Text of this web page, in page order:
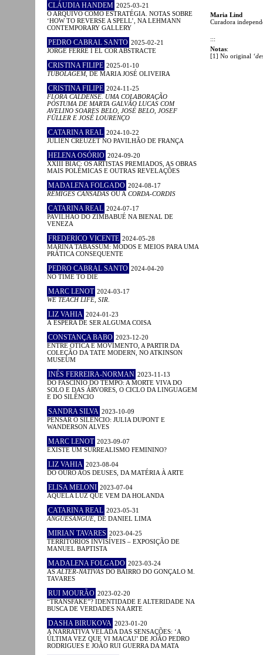
CLÁUDIA HANDEM 2025-03-21
O ARQUIVO COMO ESTRATÉGIA. NOTAS SOBRE
‘HOW TO REVERSE A SPELL’, NA LEHMANN
CONTEMPORARY GALLERY
PEDRO CABRAL SANTO 2025-02-21
JORGE FERRÉ I EL COR ABSTRACTE
CRISTINA FILIPE 2025-01-10
TUBOLAGEM, DE MARIA JOSÉ OLIVEIRA
CRISTINA FILIPE 2024-11-25
FLORA CALDENSE. UMA COLABORAÇÃO
PÓSTUMA DE MARTA GALVÃO LUCAS COM
AVELINO SOARES BELO, JOSÉ BELO, JOSEF
FÜLLER E JOSÉ LOURENÇO
CATARINA REAL 2024-10-22
JULIEN CREUZET NO PAVILHÃO DE FRANÇA
HELENA OSÓRIO 2024-09-20
XXIII BIAC: OS ARTISTAS PREMIADOS, AS OBRAS
MAIS POLÉMICAS E OUTRAS REVELAÇÕES
MADALENA FOLGADO 2024-08-17
RÉMIGES CANSADAS OU A CORDA-CORDIS
CATARINA REAL 2024-07-17
PAVILHÃO DO ZIMBABUÉ NA BIENAL DE
VENEZA
FREDERICO VICENTE 2024-05-28
MARINA TABASSUM: MODOS E MEIOS PARA UMA
PRÁTICA CONSEQUENTE
PEDRO CABRAL SANTO 2024-04-20
NO TIME TO DIE
MARC LENOT 2024-03-17
WE TEACH LIFE, SIR.
LIZ VAHIA 2024-01-23
À ESPERA DE SER ALGUMA COISA
CONSTANÇA BABO 2023-12-20
ENTRE ÓTICA E MOVIMENTO, A PARTIR DA
COLEÇÃO DA TATE MODERN, NO ATKINSON
MUSEUM
INÊS FERREIRA-NORMAN 2023-11-13
DO FASCÍNIO DO TEMPO: A MORTE VIVA DO
SOLO E DAS ÁRVORES, O CICLO DA LINGUAGEM
E DO SILÊNCIO
SANDRA SILVA 2023-10-09
PENSAR O SILÊNCIO: JULIA DUPONT E
WANDERSON ALVES
MARC LENOT 2023-09-07
EXISTE UM SURREALISMO FEMININO?
LIZ VAHIA 2023-08-04
DO OURO AOS DEUSES, DA MATÉRIA À ARTE
ELISA MELONI 2023-07-04
AQUELA LUZ QUE VEM DA HOLANDA
CATARINA REAL 2023-05-31
ANGUESÂNGUE , DE DANIEL LIMA
MIRIAN TAVARES 2023-04-25
TERRITÓRIOS INVISÍVEIS – EXPOSIÇÃO DE
MANUEL BAPTISTA
MADALENA FOLGADO 2023-03-24
AS ALTER-NATIVAS DO BAIRRO DO GONÇALO M.
TAVARES
RUI MOURÃO 2023-02-20
“TRANSFAKE”? IDENTIDADE E ALTERIDADE NA
BUSCA DE VERDADES NA ARTE
DASHA BIRUKOVA 2023-01-20
A NARRATIVA VELADA DAS SENSAÇÕES: ‘A
ÚLTIMA VEZ QUE VI MACAU’ DE JOÃO PEDRO
RODRIGUES E JOÃO RUI GUERRA DA MATA
Maria Lind
Curadora
:::
Notas:
[1] No original